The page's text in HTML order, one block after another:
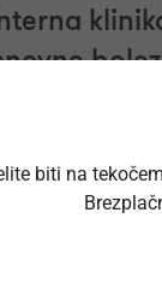
za
biti na